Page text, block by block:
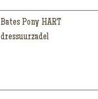
Bates Pony HART
dressuurzadel